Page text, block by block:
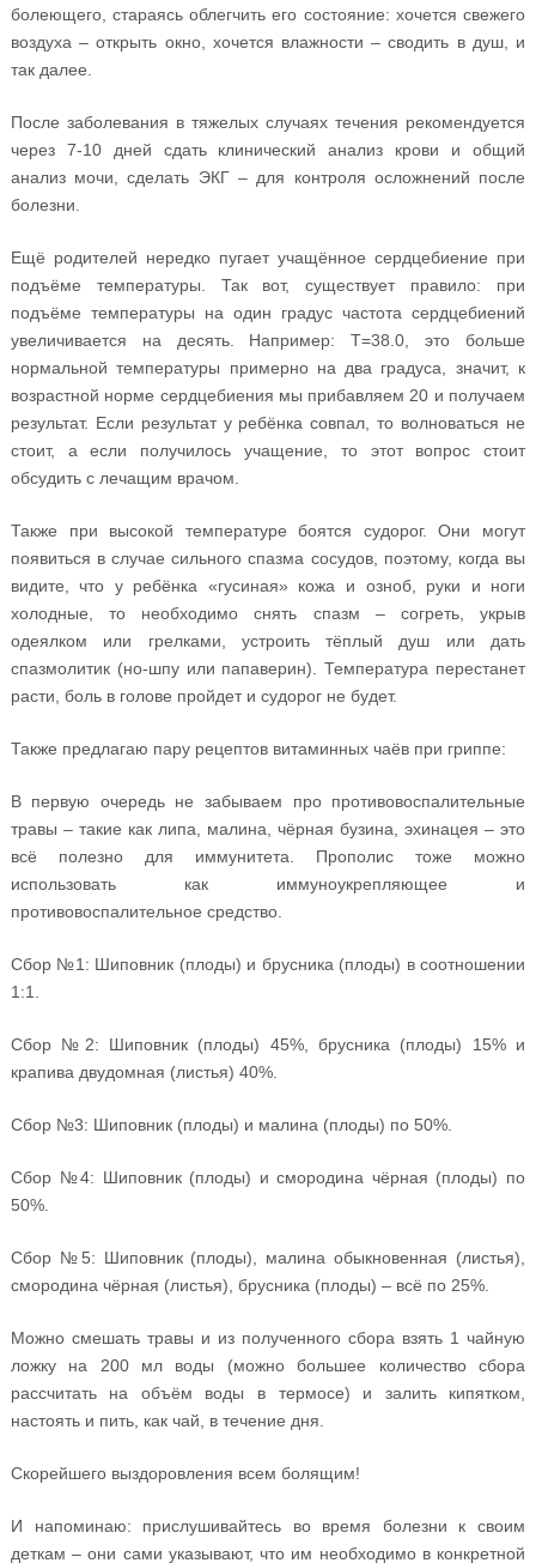
болеющего, стараясь облегчить его состояние: хочется свежего
воздуха – открыть окно, хочется влажности – сводить в душ, и
так далее.
После заболевания в тяжелых случаях течения рекомендуется
через 7-10 дней сдать клинический анализ крови и общий
анализ мочи, сделать ЭКГ – для контроля осложнений после
болезни.
Ещё родителей нередко пугает учащённое сердцебиение при
подъёме температуры. Так вот, существует правило: при
подъёме температуры на один градус частота сердцебиений
увеличивается на десять. Например: Т=38.0, это больше
нормальной температуры примерно на два градуса, значит, к
возрастной норме сердцебиения мы прибавляем 20 и получаем
результат. Если результат у ребёнка совпал, то волноваться не
стоит, а если получилось учащение, то этот вопрос стоит
обсудить с лечащим врачом.
Также при высокой температуре боятся судорог. Они могут
появиться в случае сильного спазма сосудов, поэтому, когда вы
видите, что у ребёнка «гусиная» кожа и озноб, руки и ноги
холодные, то необходимо снять спазм – согреть, укрыв
одеялком или грелками, устроить тёплый душ или дать
спазмолитик (но-шпу или папаверин). Температура перестанет
расти, боль в голове пройдет и судорог не будет.
Также предлагаю пару рецептов витаминных чаёв при гриппе:
В первую очередь не забываем про противовоспалительные
травы – такие как липа, малина, чёрная бузина, эхинацея – это
всё полезно для иммунитета. Прополис тоже можно
использовать как иммуноукрепляющее и
противовоспалительное средство.
Сбор №1: Шиповник (плоды) и брусника (плоды) в соотношении
1:1.
Сбор №2: Шиповник (плоды) 45%, брусника (плоды) 15% и
крапива двудомная (листья) 40%.
Сбор №3: Шиповник (плоды) и малина (плоды) по 50%.
Сбор №4: Шиповник (плоды) и смородина чёрная (плоды) по
50%.
Сбор №5: Шиповник (плоды), малина обыкновенная (листья),
смородина чёрная (листья), брусника (плоды) – всё по 25%.
Можно смешать травы и из полученного сбора взять 1 чайную
ложку на 200 мл воды (можно большее количество сбора
рассчитать на объём воды в термосе) и залить кипятком,
настоять и пить, как чай, в течение дня.
Скорейшего выздоровления всем болящим!
И напоминаю: прислушивайтесь во время болезни к своим
деткам – они сами указывают, что им необходимо в конкретной